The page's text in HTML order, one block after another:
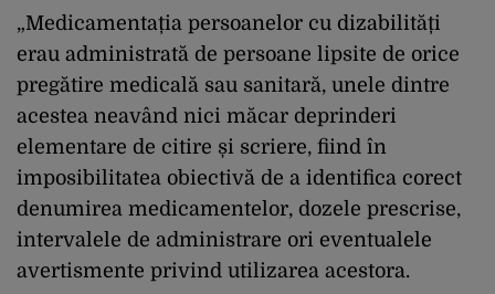
„Medicamentația persoanelor cu dizabilități
erau administrată de persoane lipsite de orice
pregătire medicală sau sanitară, unele dintre
acestea neavând nici măcar deprinderi
elementare de citire și scriere, fiind în
imposibilitatea obiectivă de a identifica corect
denumirea medicamentelor, dozele prescrise,
intervalele de administrare ori eventualele
avertismente privind utilizarea acestora.